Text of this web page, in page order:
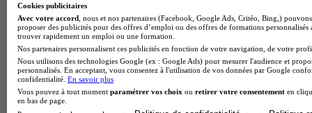
ICR Institut catholique de Rennes
4.0
7 avis
Bruz
Cookies publicitaires
Avec votre accord , nous et nos partenaires (Facebook, Google Ads, Critéo, Bing,)
proposer des publicités pour des offres d’emploi ou des offres de formations
trouver rapidement un emploi ou une formation.
Nos partenaires personnalisent ces publicités en fonction de votre navigation, de votre
Nous utilisons des technologies Google (ex : Google Ads) pour mesurer l'audience et
personnalisés. En acceptant, vous consentez à l'utilisation de vos données par Google
confidentialité. En savoir plus
Vous pouvez à tout moment paramétrer vos choix ou retirer votre consentement en
en bas de page.